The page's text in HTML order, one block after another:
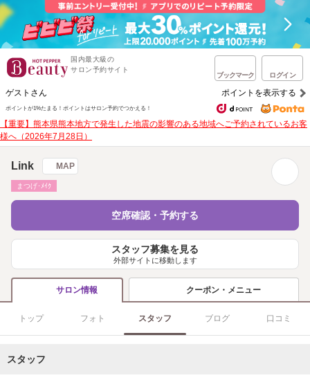
国内最大級の
サロン予約サイト
ブックマーク ログイン
ゲストさん ポイントを表示する
ポイントが1%たまる！ ポイントはサロン予約でつかえる！
【重要】熊本県熊本地方で発生した地震の影響のある地域へご予約されているお客
様へ（2026年7月28日）
Link MAP
まつげ･ﾒｲｸ
空席確認・予約する
スタッフ募集を見る
外部サイトに移動します
サロン情報 クーポン・メニュー
トップ フォト スタッフ ブログ 口コミ
スタッフ